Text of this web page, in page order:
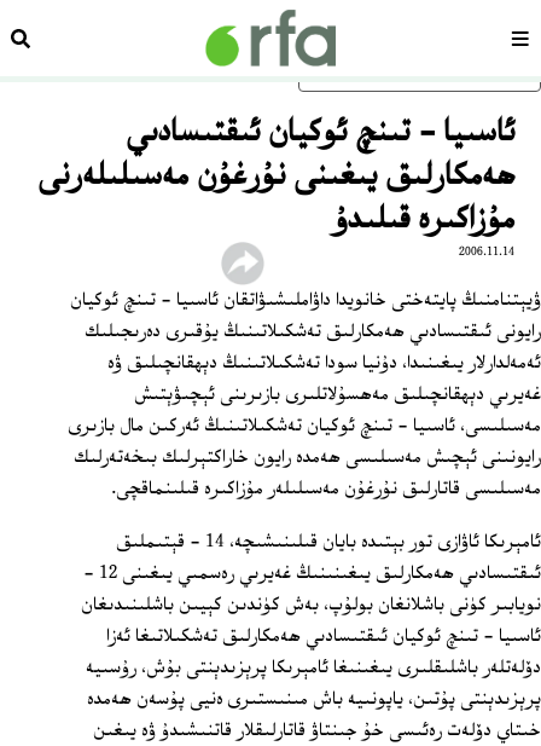
ئاساسلىق مەزمۇنغا ئاتلاڭسەھىپە
ئاسىيا ‏- تىنچ ئوكيان ئىقتىسادىي
ھەمكارلىق يىغىنى نۇرغۇن مەسىلىلەرنى
مۇزاكىرە قىلىدۇ
2006.11.14
ۋيېتنامنىڭ پايتەختى خانويدا داۋاملىشىۋاتقان ئاسىيا ‏- تىنچ ئوكيان
رايونى ئىقتىسادىي ھەمكارلىق تەشكىلاتىنىڭ يۇقىرى دەرىجىلىك
ئەمەلدارلار يىغىنىدا، دۇنيا سودا تەشكىلاتىنىڭ دېھقانچىلىق ۋە
غەيرىي دېھقانچىلىق مەھسۇلاتلىرى بازىرىنى ئېچىۋېتىش
مەسىلىسى، ئاسىيا ‏- تىنچ ئوكيان تەشكىلاتىنىڭ ئەركىن مال بازىرى
رايونىنى ئېچىش مەسىلىسى ھەمدە رايون خاراكتېرلىك بىخەتەرلىك
مەسىلىسى قاتارلىق نۇرغۇن مەسىلىلەر مۇزاكىرە قىلىنماقچى.
ئامېرىكا ئاۋازى تور بېتىدە بايان قىلىنىشىچە، 14 ‏- قېتىملىق
ئىقتىسادىي ھەمكارلىق يىغىنىنىڭ غەيرىي رەسمىي يىغىنى 12 ‏-
نويابىر كۈنى باشلانغان بولۇپ، بەش كۈندىن كېيىن باشلىنىدىغان
ئاسىيا ‏- تىنچ ئوكيان ئىقتىسادىي ھەمكارلىق تەشكىلاتىغا ئەزا
دۆلەتلەر باشلىقلىرى يىغىنىغا ئامېرىكا پرېزىدېنتى بۇش، رۇسىيە
پرېزىدېنتى پۇتىن، ياپونىيە باش مىنىستىرى ەنيى پۇسەن ھەمدە
خىتاي دۆلەت رەئىسى خۇ جىنتاۋ قاتارلىقلار قاتنىشىدۇ ۋە يىغىن